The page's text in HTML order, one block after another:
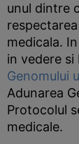
unul dintre
medicala.
in vedere si
Genomului
Adunarea
Protocolul
medicale.